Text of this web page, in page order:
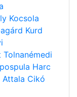
Kocsola
Kurd
Tolnanémedi
Harc
Attala Cikó